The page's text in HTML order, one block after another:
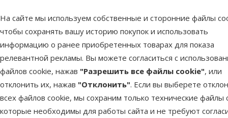
На сайте мы используем собственные и сторонние файлы
чтобы сохранять вашу историю покупок и использовать
информацию о ранее приобретенных товарах для показа
релевантной рекламы. Вы можете согласиться с
файлов cookie, нажав "Разрешить все файлы cookie", или
отклонить их, нажав "Отклонить". Если вы выберете
всех файлов cookie, мы сохраним только технические файлы
которые необходимы для работы сайта и не требуют
Номер в каталоге5999
Выгодно 🛍️